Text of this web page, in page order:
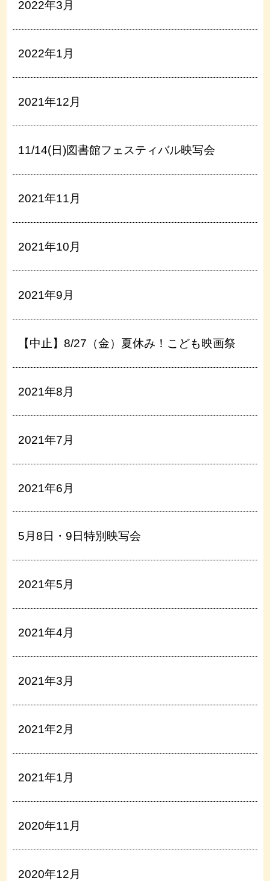
2022年3月
2022年1月
2021年12月
11/14(日)図書館フェスティバル映写会
2021年11月
2021年10月
2021年9月
【中止】8/27（金）夏休み！こども映画祭
2021年8月
2021年7月
2021年6月
5月8日・9日特別映写会
2021年5月
2021年4月
2021年3月
2021年2月
2021年1月
2020年11月
2020年12月